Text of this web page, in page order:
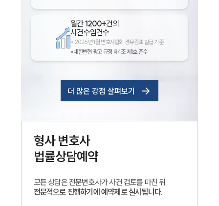
월간1200+건의
사건수임건수
* 2026년 1월 변호사협회 경유증표 발급 기준
*대한변협 광고 규정 제4조 제1호 준수
더 많은 강점 살펴보기
형사변호사
법률상담예약
모든 상담은 전문변호사가 사건 검토를 마친 뒤
전문적으로 진행하기에 예약제로 실시됩니다.